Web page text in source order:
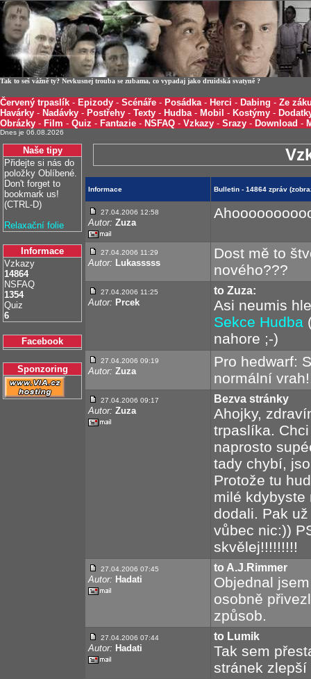
Tak to seš vážně ty? Nevkusnej trouba se zubama, co vypadaj jako druidská svatyně ?
Červený trpaslík - Epizody - Scénáře - Posádka- Herci - Dabing - Ze
Havárky - Nadávky - Postřehy - Texty - Hudba- Mobil - Kostýmy -
Obrázky - Film - Quiz - Fantazie - NSFAQ - Vzkazy - Srazy - Download -
Dnes je 06.08.2026
Naše tipy
Přidejte si nás do
položky Oblíbené.
Don't forget to
bookmark us!
(CTRL-D)
Relaxační folie
Informace
Vzkazy
14864
NSFAQ
1354
Quiz
6
Facebook
Sponzoring
Informace Bulletin - 14864 zpráv
27.04.2006 12:58
Autor: Zuza
27.04.2006 11:29
Autor: Lukasssss
Dost mě to
nového???
27.04.2006 11:25
Autor: Prcek
to Zuza:
Asi neumis
Sekce Hudba
nahore ;-)
27.04.2006 09:19
Autor: Zuza
Pro hedwarf:
normální
27.04.2006 09:17
Autor: Zuza
Bezva stránky
Ahojky,
trpaslíka.
naprosto
tady chybí,
Protože tu
milé kdybyste
dodali. Pak
vůbec nic:))
skvělej!!!!!!!!!
27.04.2006 07:45
Autor: Hadati
to A.J.Rimmer
Objednal
osobně
způsob.
27.04.2006 07:44
Autor: Hadati
to Lumik
Tak sem
stránek